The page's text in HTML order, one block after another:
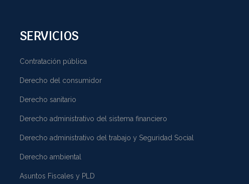
SERVICIOS
Contratación pública
Derecho del consumidor
Derecho sanitario
Derecho administrativo del sistema financiero
Derecho administrativo del trabajo y Seguridad Social
Derecho ambiental
Asuntos Fiscales y PLD